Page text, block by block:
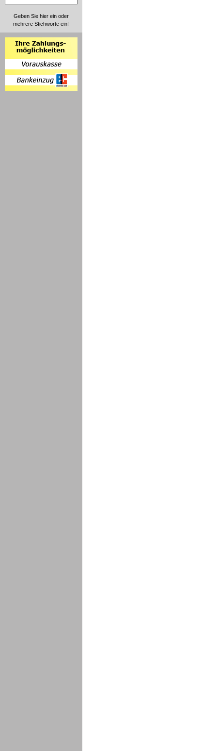
Geben Sie hier ein oder
mehrere Stichworte ein!